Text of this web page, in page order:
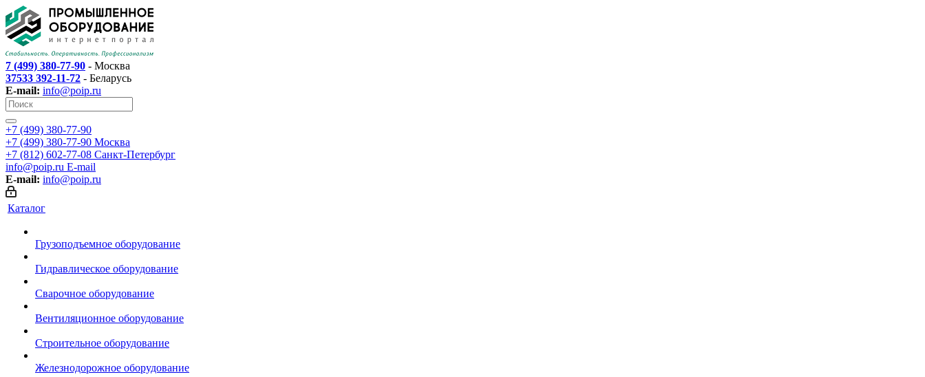
7 (499) 380-77-90 - Москва
37533 392-11-72 - Беларусь
E-mail: info@poip.ru
+7 (499) 380-77-90
+7 (499) 380-77-90 Москва
+7 (812) 602-77-08 Санкт-Петербург
info@poip.ru E-mail
E-mail: info@poip.ru
Каталог
Грузоподъемное оборудование
Гидравлическое оборудование
Сварочное оборудование
Вентиляционное оборудование
Строительное оборудование
Железнодорожное оборудование